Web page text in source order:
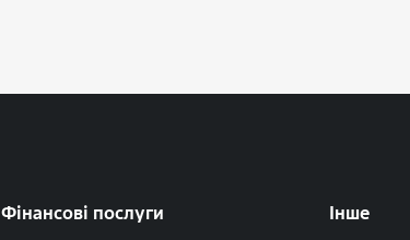
Фінансові послуги Інше